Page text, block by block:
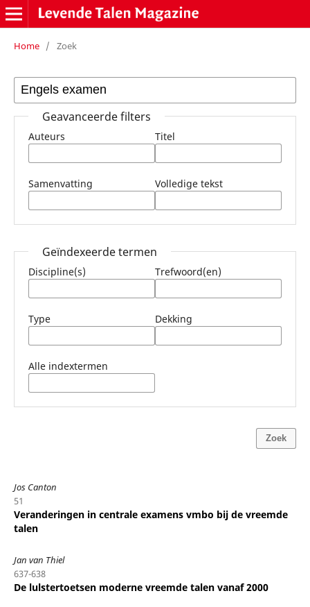
Home / Zoek
Geavanceerde filters
Auteurs Titel
Samenvatting Volledige tekst
Geïndexeerde termen
Discipline(s) Trefwoord(en)
Type Dekking
Alle indextermen
Zoek
Jos Canton
51
Veranderingen in centrale examens vmbo bij de vreemde
talen
Jan van Thiel
637-638
De lulstertoetsen moderne vreemde talen vanaf 2000